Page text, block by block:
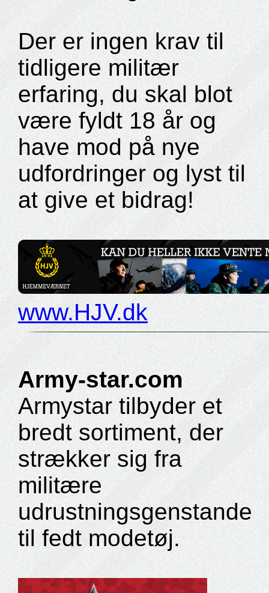
Der er ingen krav til
tidligere militær
erfaring, du skal blot
være fyldt 18 år og
have mod på nye
udfordringer og lyst til
at give et bidrag!
www.HJV.dk
Army-star.com
Armystar tilbyder et
bredt sortiment, der
strækker sig fra
militære
udrustningsgenstande
til fedt modetøj.